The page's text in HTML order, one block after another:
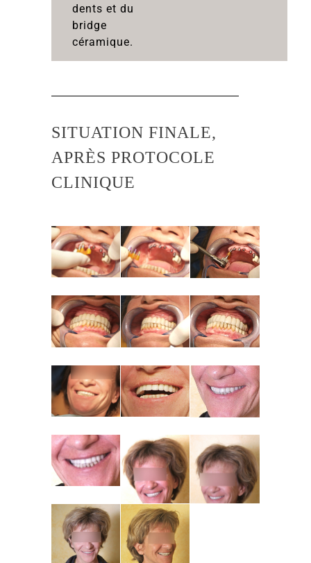
dents et du
bridge
céramique.
SITUATION FINALE,
APRÈS PROTOCOLE
CLINIQUE